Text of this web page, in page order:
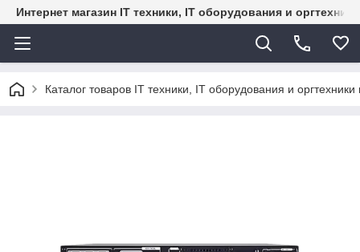
Интернет магазин IT техники, IT оборудования и
Каталог товаров IT техники, IT оборудования и